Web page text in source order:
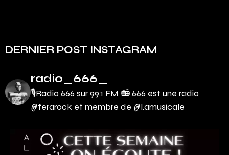
DERNIER POST INSTAGRAM
radio_666_
🎙Radio 666 sur 99.1 FM 📻666 est une radio
@ferarock et membre de @l.amusicale